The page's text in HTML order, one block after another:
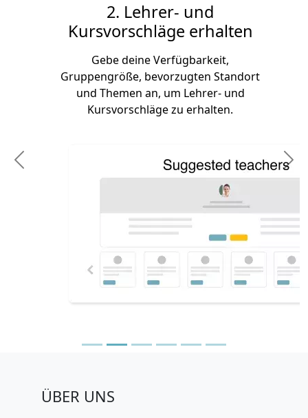
2. Lehrer- und
Kursvorschläge erhalten
Gebe deine Verfügbarkeit,
Gruppengröße, bevorzugten Standort
und Themen an, um Lehrer- und
Kursvorschläge zu erhalten.
Previous
ÜBER UNS